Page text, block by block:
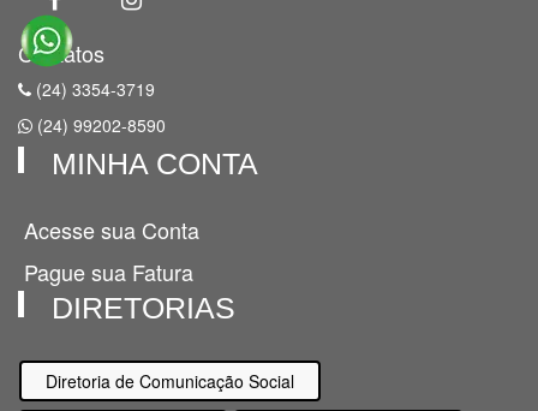
Contatos
(24) 3354-3719
(24) 99202-8590
MINHA CONTA
Acesse sua Conta
Pague sua Fatura
DIRETORIAS
Diretoria de Comunicação Social